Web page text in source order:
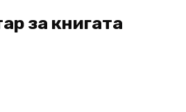
за книгата